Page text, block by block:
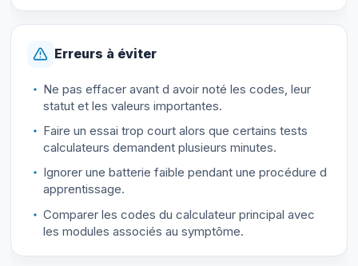
Erreurs à éviter
Ne pas effacer avant d avoir noté les codes, leur
statut et les valeurs importantes.
Faire un essai trop court alors que certains tests
calculateurs demandent plusieurs minutes.
Ignorer une batterie faible pendant une procédure d
apprentissage.
Comparer les codes du calculateur principal avec
les modules associés au symptôme.